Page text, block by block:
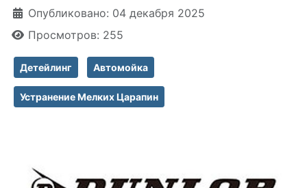
Информация о материале
Опубликовано: 04 декабря 2025
Просмотров: 255
Детейлинг Автомойка
Устранение Мелких Царапин